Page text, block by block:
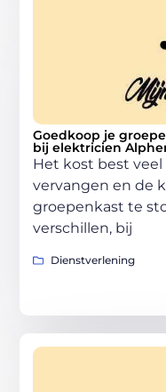
Goedkoop je
bij elektricien
Het kost best
vervangen en de
groepenkast te
verschillen, bij
Dienstverlening